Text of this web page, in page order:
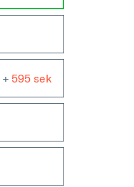
+ 595